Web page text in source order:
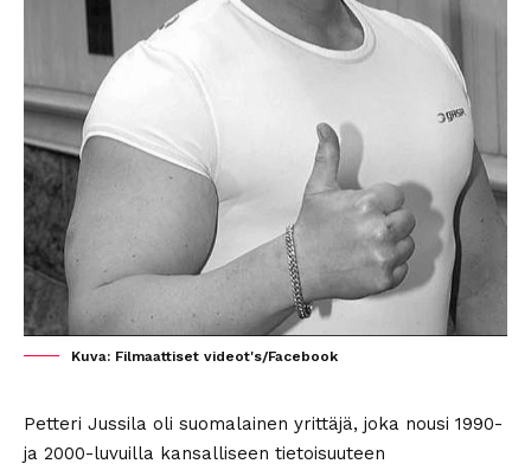
Kuva: Filmaattiset videot's/Facebook
Petteri Jussila oli suomalainen yrittäjä, joka nousi 1990-
ja 2000-luvuilla kansalliseen tietoisuuteen